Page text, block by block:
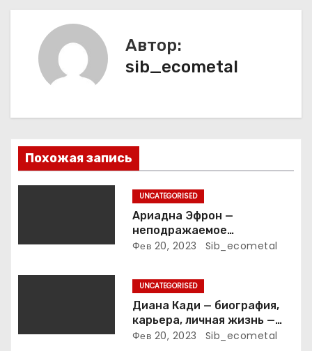
г
п
о
а
п
с
Автор:
sib_ecometal
Похожая запись
UNCATEGORISED
Ариадна Эфрон —
неподражаемое
вокзальное
оценочно-аналитическое
общепостижимое явление
известной русской
поэтессы
Фев 20, 2023 Sib_ecometal
UNCATEGORISED
Диана Кади — биография,
карьера, личная жизнь —
актуальная информация
Фев 20, 2023 Sib_ecometal